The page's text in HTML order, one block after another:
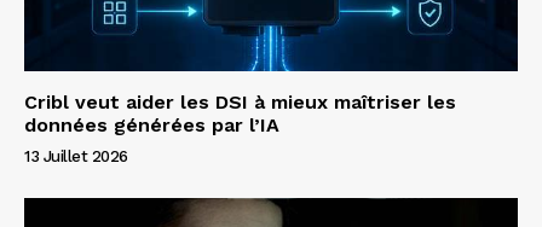
Cribl veut aider les DSI à mieux maîtriser les
données générées par l’IA
13 Juillet 2026